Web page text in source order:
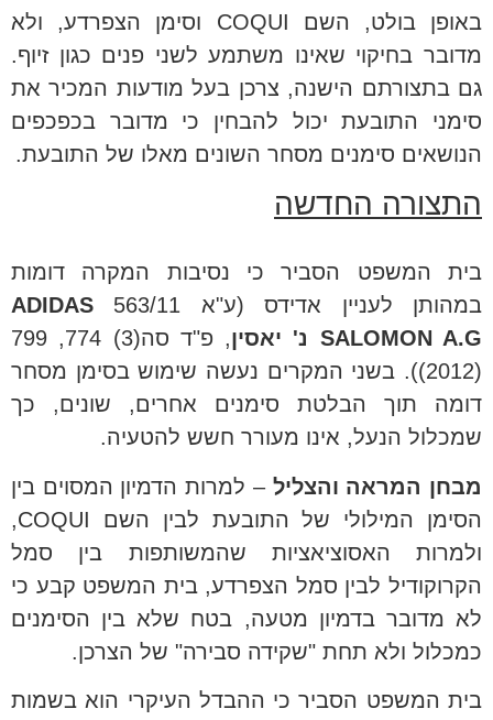
באופן בולט, השם COQUI וסימן הצפרדע, ולא
מדובר בחיקוי שאינו משתמע לשני פנים כגון זיוף.
גם בתצורתם הישנה, צרכן בעל מודעות המכיר את
סימני התובעת יכול להבחין כי מדובר בכפכפים
הנושאים סימנים מסחר השונים מאלו של התובעת.
התצורה החדשה
בית המשפט הסביר כי נסיבות המקרה דומות
במהותן לעניין אדידס (ע"א 563/11
ADIDAS
SALOMON A.G נ' יאסין
, פ"ד סה(3) 774, 799
(2012)). בשני המקרים נעשה שימוש בסימן מסחר
דומה תוך הבלטת סימנים אחרים, שונים, כך
שמכלול הנעל, אינו מעורר חשש להטעיה.
מבחן המראה והצליל – למרות הדמיון המסוים בין
הסימן המילולי של התובעת לבין השם COQUI,
ולמרות האסוציאציות שהמשותפות בין סמל
הקרוקודיל לבין סמל הצפרדע, בית המשפט קבע כי
לא מדובר בדמיון מטעה, בטח שלא בין הסימנים
כמכלול ולא תחת "שקידה סבירה" של הצרכן.
בית המשפט הסביר כי ההבדל העיקרי הוא בשמות